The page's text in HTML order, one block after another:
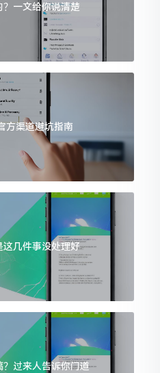
一文给你说清楚
方渠道避坑指南
几件事没处理好
过来人告诉你门道